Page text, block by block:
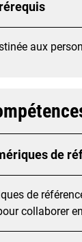
aux
de
de
collaborer